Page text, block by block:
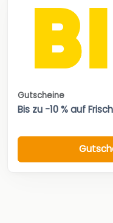
Gutscheine
Bis zu -10 % auf